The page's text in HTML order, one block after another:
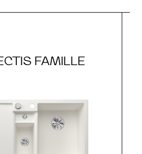
FAMILLE